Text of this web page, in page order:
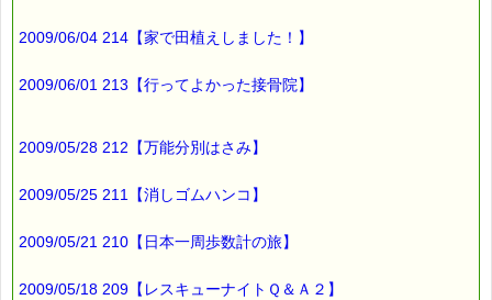
購読解除はこちらからできます
と実感していただくのが私のねがいです。
───────────────────────────────
発行責任者：店長 千葉るみこ
2009/06/04 214【家で田植えしました！】
2009/06/01 213【行ってよかった接骨院】
2009/05/28 212【万能分別はさみ】
2009/05/25 211【消しゴムハンコ】
2009/05/21 210【日本一周歩数計の旅】
2009/05/18 209【レスキューナイトＱ＆Ａ２】